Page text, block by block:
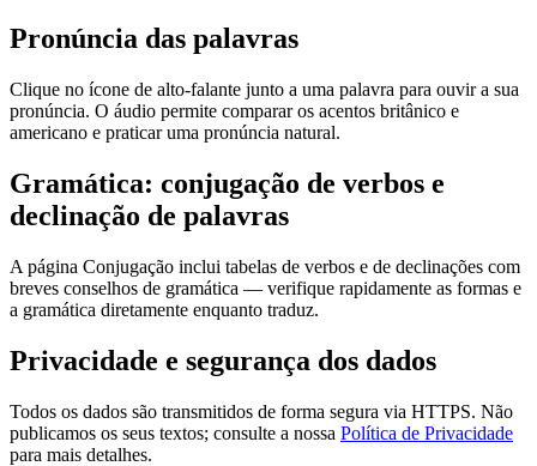
Pronúncia das palavras
Clique no ícone de alto-falante junto a uma palavra para ouvir a sua
pronúncia. O áudio permite comparar os acentos britânico e
americano e praticar uma pronúncia natural.
Gramática: conjugação de verbos e
declinação de palavras
A página Conjugação inclui tabelas de verbos e de declinações com
breves conselhos de gramática — verifique rapidamente as formas e
a gramática diretamente enquanto traduz.
Privacidade e segurança dos dados
Todos os dados são transmitidos de forma segura via HTTPS. Não
publicamos os seus textos; consulte a nossa Política de Privacidade
para mais detalhes.